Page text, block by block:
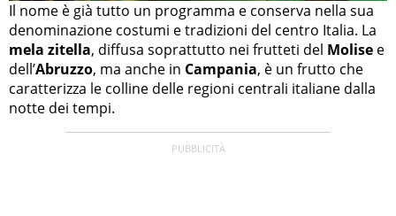
Il nome è già tutto un programma e conserva nella sua
denominazione costumi e tradizioni del centro Italia. La
mela zitella, diffusa soprattutto nei frutteti del Molise e
dell’Abruzzo, ma anche in Campania, è un frutto che
caratterizza le colline delle regioni centrali italiane dalla
notte dei tempi.